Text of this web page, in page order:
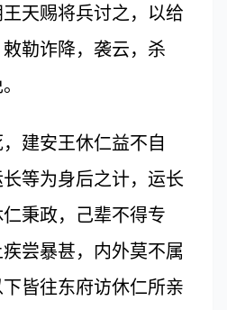
天赐将兵讨之，以给
勒诈降，袭云，杀
建安王休仁益不自
等为身后之计，运长
秉政，己辈不得专
尝暴甚，内外莫不属
皆往东府访休仁所亲